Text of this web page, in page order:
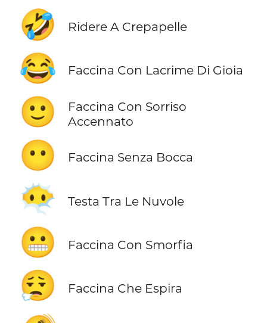
🤣 Ridere A Crepapelle
😂 Faccina Con Lacrime Di Gioia
🙂
Faccina Con Sorriso
Accennato
😶 Faccina Senza Bocca
😶‍🌫️ Testa Tra Le Nuvole
😬 Faccina Con Smorfia
😮‍💨 Faccina Che Espira